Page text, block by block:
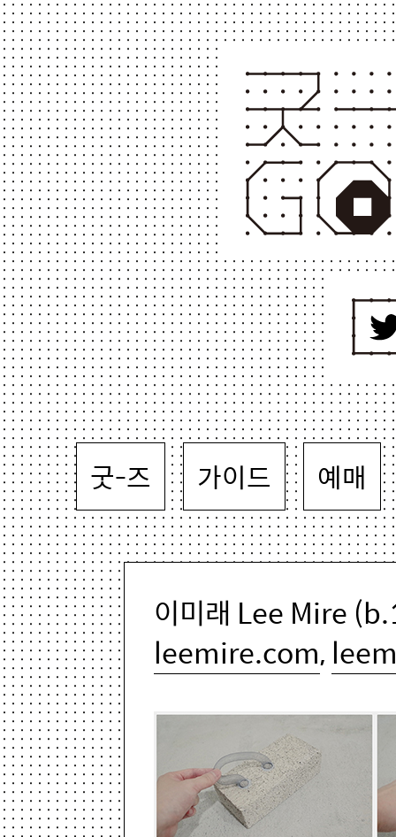
굿-즈 가이드 예매
이미래 Lee Mire
leemire.com,